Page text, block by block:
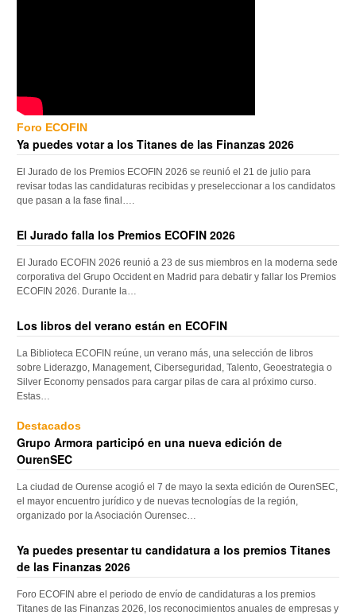
Foro ECOFIN
Ya puedes votar a los Titanes de las Finanzas 2026
El Jurado de los Premios ECOFIN 2026 se reunió el 21 de julio para
revisar todas las candidaturas recibidas y preseleccionar a los candidatos
que pasan a la fase final….
El Jurado falla los Premios ECOFIN 2026
El Jurado ECOFIN 2026 reunió a 23 de sus miembros en la moderna sede
corporativa del Grupo Occident en Madrid para debatir y fallar los Premios
ECOFIN 2026. Durante la…
Los libros del verano están en ECOFIN
La Biblioteca ECOFIN reúne, un verano más, una selección de libros
sobre Liderazgo, Management, Ciberseguridad, Talento, Geoestrategia o
Silver Economy pensados para cargar pilas de cara al próximo curso.
Estas…
Destacados
Grupo Armora participó en una nueva edición de
OurenSEC
La ciudad de Ourense acogió el 7 de mayo la sexta edición de OurenSEC,
el mayor encuentro jurídico y de nuevas tecnologías de la región,
organizado por la Asociación Ourensec…
Ya puedes presentar tu candidatura a los premios Titanes
de las Finanzas 2026
Foro ECOFIN abre el periodo de envío de candidaturas a los premios
Titanes de las Finanzas 2026, los reconocimientos anuales de empresas y